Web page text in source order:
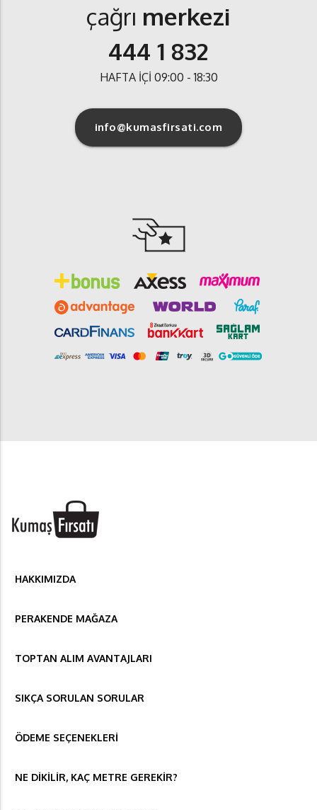
çağrı merkezi
444 1 832
HAFTA İÇİ 09:00 - 18:30
info@kumasfirsati.com
HAKKIMIZDA
PERAKENDE MAĞAZA
TOPTAN ALIM AVANTAJLARI
SIKÇA SORULAN SORULAR
ÖDEME SEÇENEKLERİ
NE DİKİLİR, KAÇ METRE GEREKİR?